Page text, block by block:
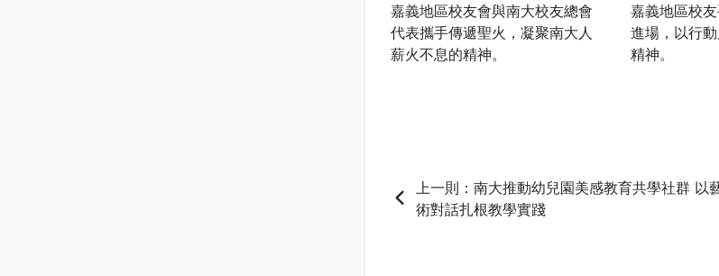
嘉義地區校友會與南大校友總會
代表攜手傳遞聖火，凝聚南大人
薪火不息的精神。
嘉義地區校
進場，以行
精神。
上一則：南大推動幼兒園美感教育共學社群 以
術對話扎根教學實踐